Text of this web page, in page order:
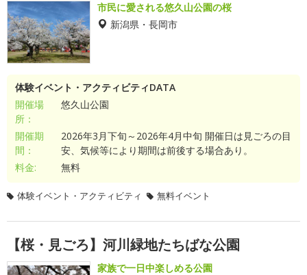
市民に愛される悠久山公園の桜
新潟県・長岡市
体験イベント・アクティビティDATA
開催場
所：
悠久山公園
開催期
間：
2026年3月下旬～2026年4月中旬 開催日は見ごろの目
安、気候等により期間は前後する場合あり。
料金:
無料
体験イベント・アクティビティ 無料イベント
【桜・見ごろ】河川緑地たちばな公園
家族で一日中楽しめる公園